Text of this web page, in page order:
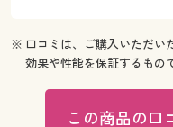
※ 口コミは、ご購入いただい
効果や性能を保証するもの
この商品の口